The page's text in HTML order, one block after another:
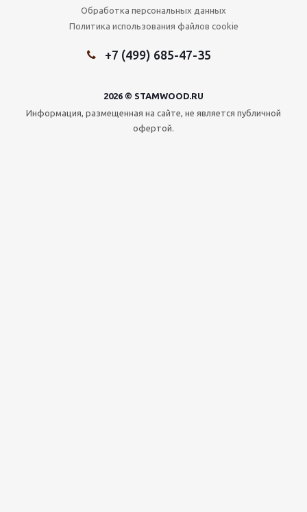
Обработка персональных данных
Политика использования файлов cookie
+7 (499) 685-47-35
2026 © STAMWOOD.RU
Информация, размещенная на сайте, не является публичной
офертой.